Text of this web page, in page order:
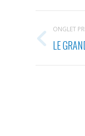
DE
ONGLET
Onglet
LE